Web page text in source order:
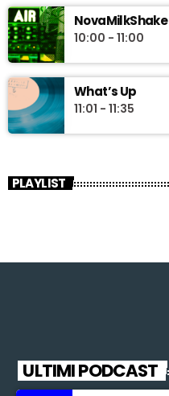
NovaMilkShake
10:00 - 11:00
What’s Up
11:01 - 11:35
PLAYLIST
ULTIMI PODCAST